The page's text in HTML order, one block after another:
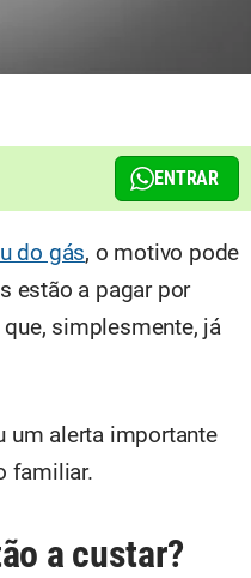
ENTRAR
do gás, o motivo pode
estão a pagar por
simplesmente, já
um alerta importante
familiar.
a custar?